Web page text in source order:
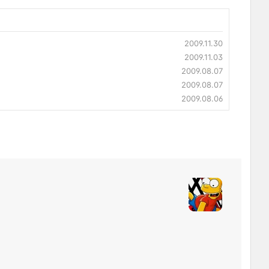
2009.11.30
2009.11.03
2009.08.07
2009.08.07
2009.08.06